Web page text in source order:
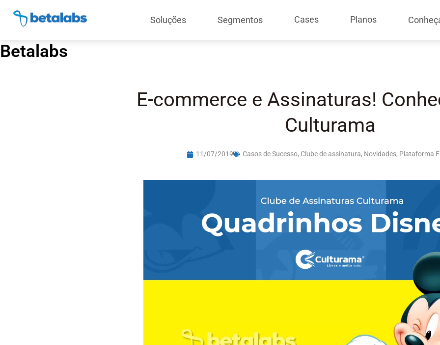
Soluções Segmentos Cases Planos
Betalabs
E-commerce e Assinaturas!
Culturama
11/07/2019 Casos de Sucesso, Clube de assinatura, Novidades, Plataforma